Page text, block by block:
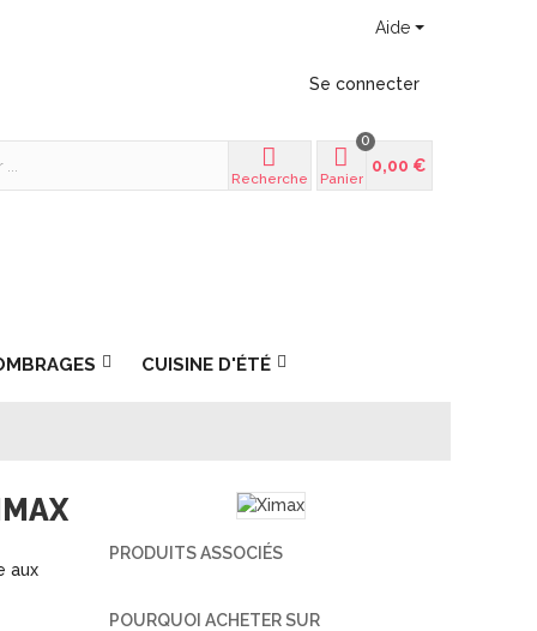
Aide
Se connecter
Recherche Panier
0
0,00 €
CUISINE D'ÉTÉ
aux
PRODUITS ASSOCIÉS
POURQUOI ACHETER SUR